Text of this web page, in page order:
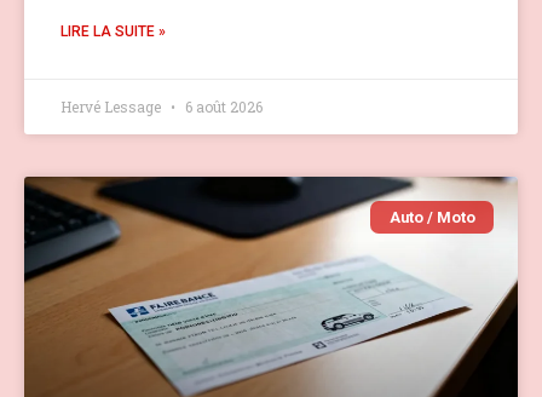
LIRE LA SUITE »
Hervé Lessage 6 août 2026
Auto / Moto